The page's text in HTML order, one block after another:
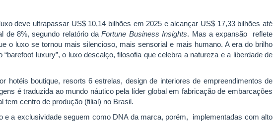
deve ultrapassar US$ 10,14 bilhões em 2025 e alcançar US$ 17,33 bilhões até
de 8%, segundo relatório daFortune Business Insights. Mas a expansão reflete
o luxo se tornou mais silencioso, mais sensorial e mais humano. A era do brilho
luxury”, o luxo descalço, filosofia que celebra a natureza e a liberdade de
hotéis boutique, resorts 6 estrelas, design de interiores de empreendimentos de
é traduzida ao mundo náutico pela líder global em fabricação de embarcações
tem centro de produção (filial) no Brasil.
e a exclusividade seguem como DNA da marca, porém, implementadas com alto